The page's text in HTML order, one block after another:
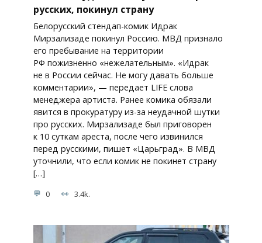
русских, покинул страну
Белорусский стендап-комик Идрак
Мирзализаде покинул Россию. МВД признало
его пребывание на территории
РФ пожизненно «нежелательным». «Идрак
не в России сейчас. Не могу давать больше
комментарии», — передает LIFE слова
менеджера артиста. Ранее комика обязали
явится в прокуратуру из-за неудачной шутки
про русских. Мирзализаде был приговорен
к 10 суткам ареста, после чего извинился
перед русскими, пишет «Царьград». В МВД
уточнили, что если комик не покинет страну
[…]
0 3.4k.